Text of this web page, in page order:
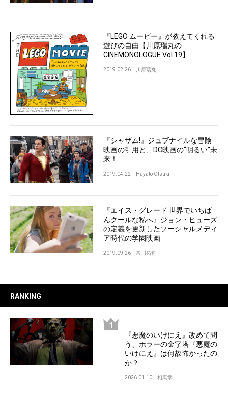
『LEGO ムービー』が教えてくれる
遊びの自由【川原瑞丸の
CINEMONOLOGUE Vol.19】
2019.02.26 川原瑞丸
『シャザム!』ジュブナイルな冒険
映画の引用と、DC映画の“明るい”未
来！
2019.04.22 Hayato Otsuki
『エイス・グレード 世界でいちば
んクールな私へ』ジョン・ヒューズ
の定義を更新したソーシャルメディ
ア時代の学園映画
2019.09.26 常川拓也
RANKING
『悪魔のいけにえ』改めて問
う、ホラーの金字塔『悪魔の
いけにえ』は何故怖かったの
か？
2026.01.10 相馬学